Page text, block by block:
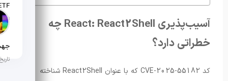
تاریخ
تاریخ
آسیب‌پذیری React: React2Shell چه
خطراتی دارد؟
کد CVE-2025-55182 که با عنوان React2Shell شناخته